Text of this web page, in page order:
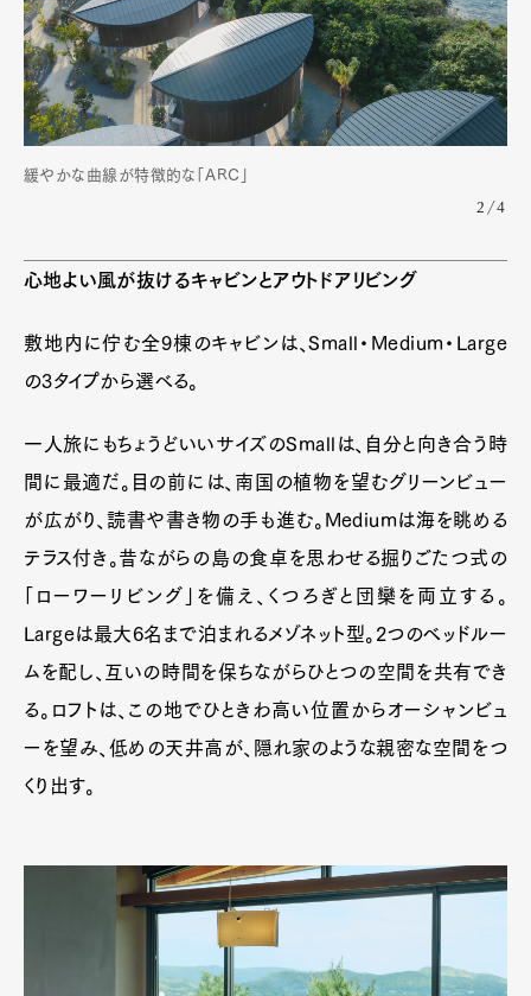
緩やかな曲線が特徴的な「ARC」
2/4
心地よい風が抜けるキャビンとアウトドアリビング
敷地内に佇む全9棟のキャビンは、Small・Medium・Large
の3タイプから選べる。
一人旅にもちょうどいいサイズのSmallは、自分と向き合う時
間に最適だ。目の前には、南国の植物を望むグリーンビュー
が広がり、読書や書き物の手も進む。Mediumは海を眺める
テラス付き。昔ながらの島の食卓を思わせる掘りごたつ式の
「ローワーリビング」を備え、くつろぎと団欒を両立する。
Largeは最大6名まで泊まれるメゾネット型。2つのベッドルー
ムを配し、互いの時間を保ちながらひとつの空間を共有でき
る。ロフトは、この地でひときわ高い位置からオーシャンビュ
ーを望み、低めの天井高が、隠れ家のような親密な空間をつ
くり出す。